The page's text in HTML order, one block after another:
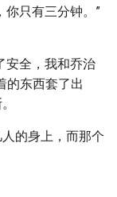
你只有三分钟。”
安全，我和乔治
的东西套了出
的身上，而那个